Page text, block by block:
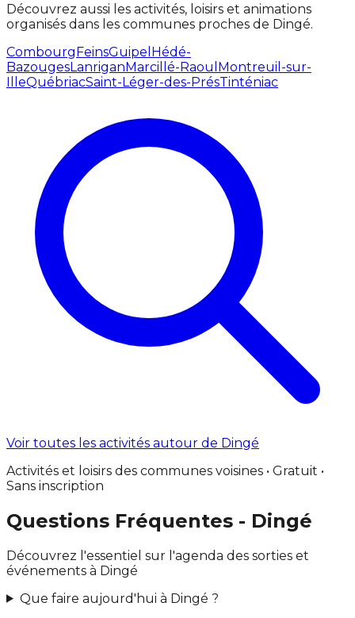
Découvrez aussi les activités, loisirs et animations
organisés dans les communes proches de Dingé.
CombourgFeinsGuipel Hédé-
BazougesLanriganMarcillé-Raoul Montreuil-sur-
IlleQuébriacSaint-Léger-des-PrésTinténiac
Voir toutes les activités autour de Dingé
Activités et loisirs des communes voisines • Gratuit •
Sans inscription
Questions Fréquentes - Dingé
Découvrez l'essentiel sur l'agenda des sorties et
événements à Dingé
Que faire aujourd'hui à Dingé ?